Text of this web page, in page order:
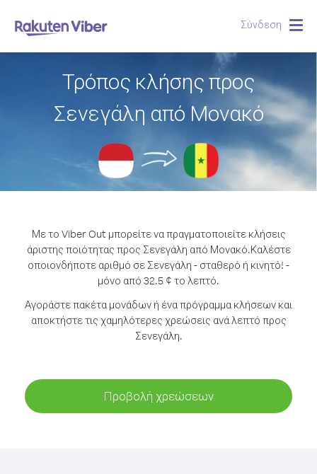
Σύνδεση
Τρόπος κλήσης προς
Σενεγάλη από Μονακό
Με το Viber Out μπορείτε να πραγματοποιείτε κλήσεις
άριστης ποιότητας προς Σενεγάλη από Μονακό.Καλέστε
οποιονδήποτε αριθμό σε Σενεγάλη - σταθερό ή κινητό! -
μόνο από 32.5 ¢ το λεπτό.
Αγοράστε πακέτα μονάδων ή ένα πρόγραμμα κλήσεων και
αποκτήστε τις χαμηλότερες χρεώσεις ανά λεπτό προς
Σενεγάλη.
Προβολή χρεώσεων